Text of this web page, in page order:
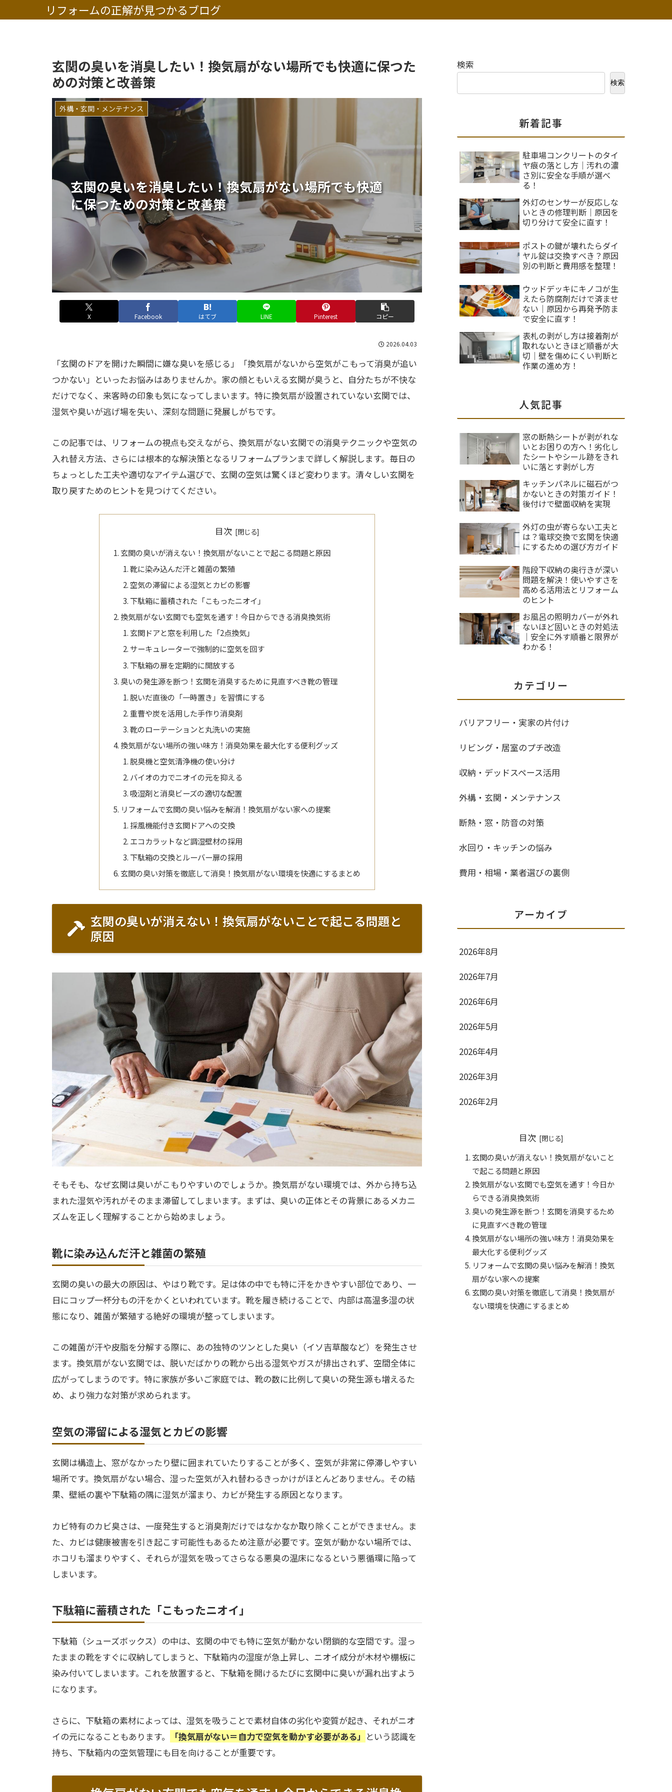
リフォームの正解が見つかるブログ
玄関の臭いを消臭したい！換気扇がない場所でも快適に保つた
めの対策と改善策
玄関の臭いを消臭したい！換気扇がない場所でも快適
に保つための対策と改善策
外構・玄関・メンテナンス
X Facebook はてブ LINE Pinterest コピー
2026.04.03
「玄関のドアを開けた瞬間に嫌な臭いを感じる」「換気扇がないから空気がこもって消臭が追い
つかない」といったお悩みはありませんか。家の顔ともいえる玄関が臭うと、自分たちが不快な
だけでなく、来客時の印象も気になってしまいます。特に換気扇が設置されていない玄関では、
湿気や臭いが逃げ場を失い、深刻な問題に発展しがちです。
この記事では、リフォームの視点も交えながら、換気扇がない玄関での消臭テクニックや空気の
入れ替え方法、さらには根本的な解決策となるリフォームプランまで詳しく解説します。毎日の
ちょっとした工夫や適切なアイテム選びで、玄関の空気は驚くほど変わります。清々しい玄関を
取り戻すためのヒントを見つけてください。
目次
玄関の臭いが消えない！換気扇がないことで起こる問題と原因
靴に染み込んだ汗と雑菌の繁殖
空気の滞留による湿気とカビの影響
下駄箱に蓄積された「こもったニオイ」
換気扇がない玄関でも空気を通す！今日からできる消臭換気術
玄関ドアと窓を利用した「2点換気」
サーキュレーターで強制的に空気を回す
下駄箱の扉を定期的に開放する
臭いの発生源を断つ！玄関を消臭するために見直すべき靴の管理
脱いだ直後の「一時置き」を習慣にする
重曹や炭を活用した手作り消臭剤
靴のローテーションと丸洗いの実施
換気扇がない場所の強い味方！消臭効果を最大化する便利グッズ
脱臭機と空気清浄機の使い分け
バイオの力でニオイの元を抑える
吸湿剤と消臭ビーズの適切な配置
リフォームで玄関の臭い悩みを解消！換気扇がない家への提案
採風機能付き玄関ドアへの交換
エコカラットなど調湿壁材の採用
下駄箱の交換とルーバー扉の採用
玄関の臭い対策を徹底して消臭！換気扇がない環境を快適にするまとめ
玄関の臭いが消えない！換気扇がないことで起こる問題と
原因
そもそも、なぜ玄関は臭いがこもりやすいのでしょうか。換気扇がない環境では、外から持ち込
まれた湿気や汚れがそのまま滞留してしまいます。まずは、臭いの正体とその背景にあるメカニ
ズムを正しく理解することから始めましょう。
靴に染み込んだ汗と雑菌の繁殖
玄関の臭いの最大の原因は、やはり靴です。足は体の中でも特に汗をかきやすい部位であり、一
日にコップ一杯分もの汗をかくといわれています。靴を履き続けることで、内部は高温多湿の状
態になり、雑菌が繁殖する絶好の環境が整ってしまいます。
この雑菌が汗や皮脂を分解する際に、あの独特のツンとした臭い（イソ吉草酸など）を発生させ
ます。換気扇がない玄関では、脱いだばかりの靴から出る湿気やガスが排出されず、空間全体に
広がってしまうのです。特に家族が多いご家庭では、靴の数に比例して臭いの発生源も増えるた
め、より強力な対策が求められます。
空気の滞留による湿気とカビの影響
玄関は構造上、窓がなかったり壁に囲まれていたりすることが多く、空気が非常に停滞しやすい
場所です。換気扇がない場合、湿った空気が入れ替わるきっかけがほとんどありません。その結
果、壁紙の裏や下駄箱の隅に湿気が溜まり、カビが発生する原因となります。
カビ特有のカビ臭さは、一度発生すると消臭剤だけではなかなか取り除くことができません。ま
た、カビは健康被害を引き起こす可能性もあるため注意が必要です。空気が動かない場所では、
ホコリも溜まりやすく、それらが湿気を吸ってさらなる悪臭の温床になるという悪循環に陥って
しまいます。
下駄箱に蓄積された「こもったニオイ」
下駄箱（シューズボックス）の中は、玄関の中でも特に空気が動かない閉鎖的な空間です。湿っ
たままの靴をすぐに収納してしまうと、下駄箱内の湿度が急上昇し、ニオイ成分が木材や棚板に
染み付いてしまいます。これを放置すると、下駄箱を開けるたびに玄関中に臭いが漏れ出すよう
になります。
さらに、下駄箱の素材によっては、湿気を吸うことで素材自体の劣化や変質が起き、それがニオ
イの元になることもあります。
「換気扇がない＝自力で空気を動かす必要がある」 という認識を
持ち、下駄箱内の空気管理にも目を向けることが重要です。
検索
検索
新着記事
駐車場コンクリートのタイ
ヤ痕の落とし方｜汚れの濃
さ別に安全な手順が選べ
る！
外灯のセンサーが反応しな
いときの修理判断｜原因を
切り分けて安全に直す！
ポストの鍵が壊れたらダイ
ヤル錠は交換すべき？原因
別の判断と費用感を整理！
ウッドデッキにキノコが生
えたら防腐剤だけで済ませ
ない｜原因から再発予防ま
で安全に直す！
表札の剥がし方は接着剤が
取れないときほど順番が大
切｜壁を傷めにくい判断と
作業の進め方！
人気記事
窓の断熱シートが剥がれな
いとお困りの方へ！劣化し
たシートやシール跡をきれ
いに落とす剥がし方
キッチンパネルに磁石がつ
かないときの対策ガイド！
後付けで壁面収納を実現
外灯の虫が寄らない工夫と
は？電球交換で玄関を快適
にするための選び方ガイド
階段下収納の奥行きが深い
問題を解決！使いやすさを
高める活用法とリフォーム
のヒント
お風呂の照明カバーが外れ
ないほど固いときの対処法
｜安全に外す順番と限界が
わかる！
カテゴリー
バリアフリー・実家の片付け
リビング・居室のプチ改造
収納・デッドスペース活用
外構・玄関・メンテナンス
断熱・窓・防音の対策
水回り・キッチンの悩み
費用・相場・業者選びの裏側
アーカイブ
2026年8月
2026年7月
2026年6月
2026年5月
2026年4月
2026年3月
2026年2月
目次
玄関の臭いが消えない！換気扇がないこと
で起こる問題と原因
換気扇がない玄関でも空気を通す！今日か
らできる消臭換気術
臭いの発生源を断つ！玄関を消臭するため
に見直すべき靴の管理
換気扇がない場所の強い味方！消臭効果を
最大化する便利グッズ
リフォームで玄関の臭い悩みを解消！換気
扇がない家への提案
玄関の臭い対策を徹底して消臭！換気扇が
ない環境を快適にするまとめ